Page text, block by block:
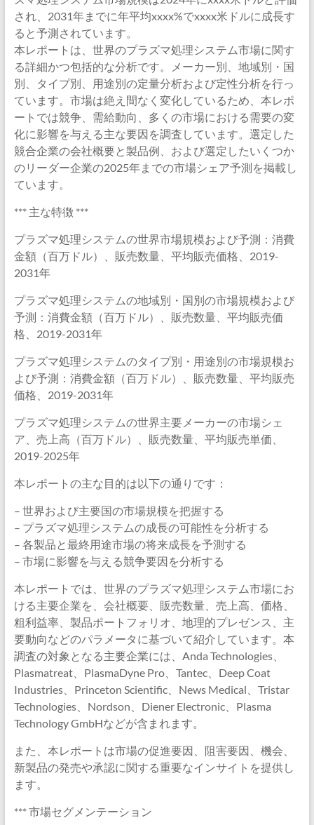
され、2031年までに年平均xxxx%でxxxx米ドルに成長す
ると予測されています。
本レポートは、世界のプラズマ処理システム市場に関す
る詳細かつ包括的な分析です。メーカー別、地域別・国
別、タイプ別、用途別の定量分析および定性分析を行っ
ています。市場は絶え間なく変化しているため、本レポ
ートでは競争、需給動向、多くの市場における需要の変
化に影響を与える主な要因を調査しています。選定した
競合企業の会社概要と製品例、および選定したいくつか
のリーダー企業の2025年までの市場シェア予測を掲載し
ています。
*** 主な特徴 ***
プラズマ処理システムの世界市場規模および予測：消費
金額（百万ドル）、販売数量、平均販売価格、2019-
2031年
プラズマ処理システムの地域別・国別の市場規模および
予測：消費金額（百万ドル）、販売数量、平均販売価
格、2019-2031年
プラズマ処理システムのタイプ別・用途別の市場規模お
よび予測：消費金額（百万ドル）、販売数量、平均販売
価格、2019-2031年
プラズマ処理システムの世界主要メーカーの市場シェ
ア、売上高（百万ドル）、販売数量、平均販売単価、
2019-2025年
本レポートの主な目的は以下の通りです：
– 世界および主要国の市場規模を把握する
– プラズマ処理システムの成長の可能性を分析する
– 各製品と最終用途市場の将来成長を予測する
– 市場に影響を与える競争要因を分析する
本レポートでは、世界のプラズマ処理システム市場にお
ける主要企業を、会社概要、販売数量、売上高、価格、
粗利益率、製品ポートフォリオ、地理的プレゼンス、主
要動向などのパラメータに基づいて紹介しています。本
調査の対象となる主要企業には、Anda Technologies、
Plasmatreat、PlasmaDyne Pro、Tantec、Deep Coat
Industries、Princeton Scientific、News Medical、Tristar
Technologies、Nordson、Diener Electronic、Plasma
Technology GmbHなどが含まれます。
また、本レポートは市場の促進要因、阻害要因、機会、
新製品の発売や承認に関する重要なインサイトを提供し
ます。
*** 市場セグメンテーション